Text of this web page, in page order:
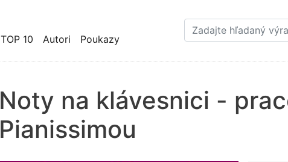
hlavný
TOP 10 Autori Poukazy
Noty na klávesnici -
Pianissimou